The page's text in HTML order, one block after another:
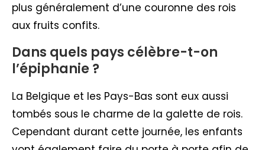
plus généralement d’une couronne des rois
aux fruits confits.
Dans quels pays célèbre-t-on
l’épiphanie ?
La Belgique et les Pays-Bas sont eux aussi
tombés sous le charme de la galette de rois.
Cependant durant cette journée, les enfants